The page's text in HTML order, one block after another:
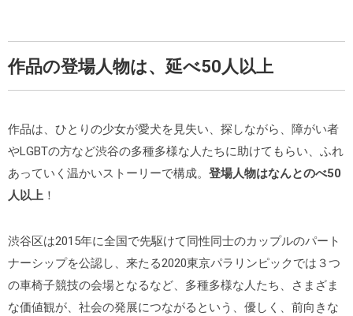
作品の登場人物は、延べ50人以上
作品は、ひとりの少女が愛犬を見失い、探しながら、障がい者
やLGBTの方など渋谷の多種多様な人たちに助けてもらい、ふれ
あっていく温かいストーリーで構成。 登場人物はなんとのべ50
人以上 ！
渋谷区は2015年に全国で先駆けて同性同士のカップルのパート
ナーシップを公認し、来たる2020東京パラリンピックでは３つ
の車椅子競技の会場となるなど、多種多様な人たち、さまざま
な価値観が、社会の発展につながるという、優しく、前向きな